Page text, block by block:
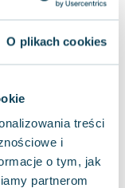
O plikach cookies
treści
i
o tym, jak
partnerom
Do koszyka
opowieści, gdy
słuchają zarówno
t...